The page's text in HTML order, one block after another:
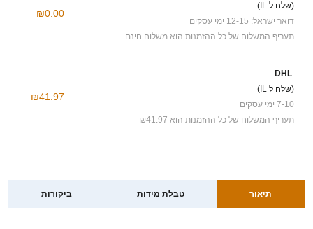
(שלח ל IL)
דואר ישראל: 12-15 ימי עסקים
תעריף המשלוח של כל ההזמנות הוא משלוח חינם
₪0.00
DHL
(שלח ל IL)
7-10 ימי עסקים
תעריף המשלוח של כל ההזמנות הוא ₪41.97
₪41.97
תיאור טבלת מידות ביקורות